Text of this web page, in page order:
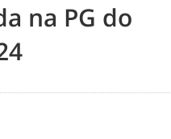
na PG do